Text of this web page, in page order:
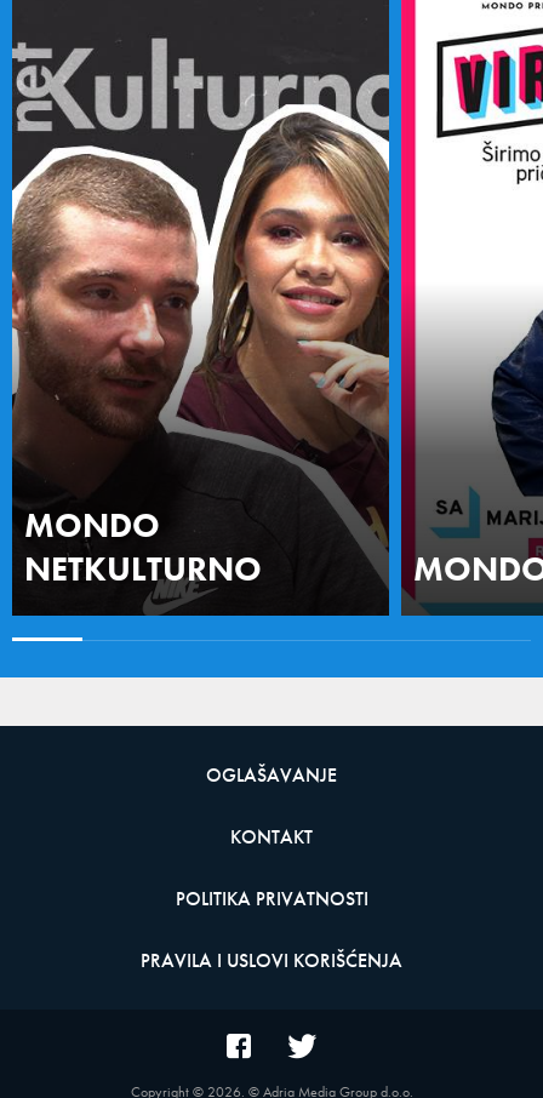
MONDO
NETKULTURNO
OGLAŠAVANJE
KONTAKT
POLITIKA PRIVATNOSTI
PRAVILA I USLOVI KORIŠĆENJA
Copyright © 2026. © Adria Media Group d.o.o.